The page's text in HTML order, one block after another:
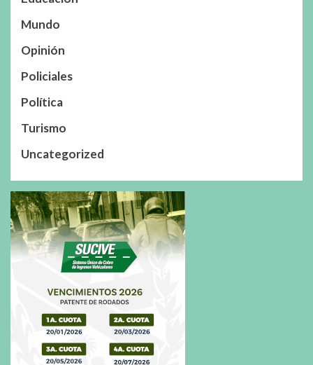
Mundo
Opinión
Policiales
Política
Turismo
Uncategorized